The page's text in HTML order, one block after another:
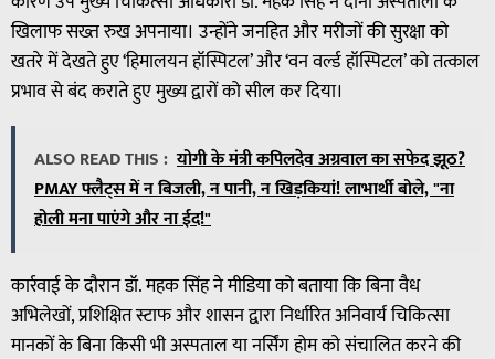
खिलाफ सख्त रुख अपनाया। उन्होंने जनहित और मरीजों की सुरक्षा को
खतरे में देखते हुए ‘हिमालयन हॉस्पिटल’ और ‘वन वर्ल्ड हॉस्पिटल’ को तत्काल
प्रभाव से बंद कराते हुए मुख्य द्वारों को सील कर दिया।
ALSO READ THIS : योगी के मंत्री कपिलदेव अग्रवाल का सफेद झूठ?
PMAY फ्लैट्स में न बिजली, न पानी, न खिड़कियां! लाभार्थी बोले, "ना
होली मना पाएंगे और ना ईद!"
कार्रवाई के दौरान डॉ. महक सिंह ने मीडिया को बताया कि बिना वैध
अभिलेखों, प्रशिक्षित स्टाफ और शासन द्वारा निर्धारित अनिवार्य चिकित्सा
मानकों के बिना किसी भी अस्पताल या नर्सिंग होम को संचालित करने की